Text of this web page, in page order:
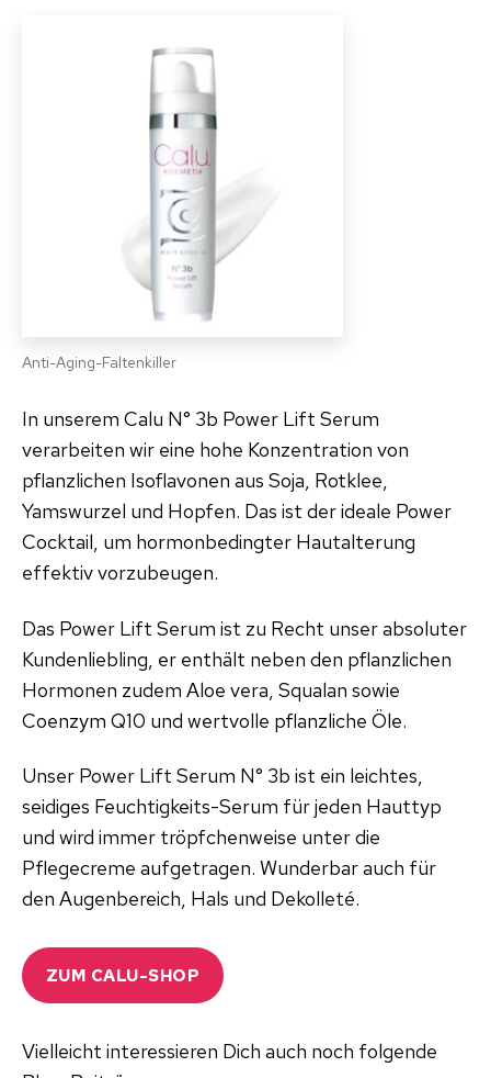
Anti-Aging-Faltenkiller
In unserem Calu N° 3b Power Lift Serum
verarbeiten wir eine hohe Konzentration von
pflanzlichen Isoflavonen aus Soja, Rotklee,
Yamswurzel und Hopfen. Das ist der ideale Power
Cocktail, um hormonbedingter Hautalterung
effektiv vorzubeugen.
Das Power Lift Serum ist zu Recht unser absoluter
Kundenliebling, er enthält neben den pflanzlichen
Hormonen zudem Aloe vera, Squalan sowie
Coenzym Q10 und wertvolle pflanzliche Öle.
Unser Power Lift Serum N° 3b ist ein leichtes,
seidiges Feuchtigkeits-Serum für jeden Hauttyp
und wird immer tröpfchenweise unter die
Pflegecreme aufgetragen. Wunderbar auch für
den Augenbereich, Hals und Dekolleté.
ZUM CALU-SHOP
Vielleicht interessieren Dich auch noch folgende